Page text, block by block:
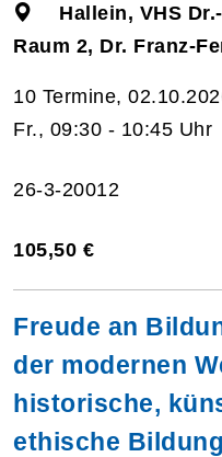
Hallein, VHS
Raum 2, Dr. Franz-
10 Termine,
Fr., 09:30 - 10:45 Uhr
26-3-20012
105,50 €
Freude an
der modernen
historische,
ethische